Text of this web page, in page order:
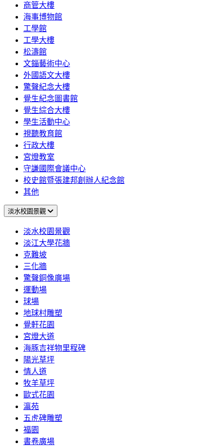
商管大樓
海事博物館
工學館
工學大樓
松濤館
文錙藝術中心
外國語文大樓
驚聲紀念大樓
覺生紀念圖書館
覺生綜合大樓
學生活動中心
視聽教育館
行政大樓
宮燈教室
守謙國際會議中心
校史館暨張建邦創辦人紀念館
其他
淡水校園景觀
淡水校園景觀
淡江大學花牆
克難坡
三化牆
驚聲銅像廣場
運動場
球場
地球村雕塑
覺軒花園
宮燈大道
海豚吉祥物里程碑
陽光草坪
情人道
牧羊草坪
歐式花園
瀛苑
五虎碑雕塑
福園
書卷廣場